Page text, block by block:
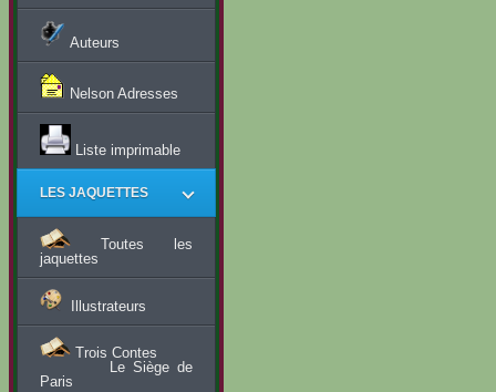
Auteurs
Nelson Adresses
Liste imprimable
LES JAQUETTES
Toutes les
jaquettes
Illustrateurs
Trois Contes
Le Siège de
Paris